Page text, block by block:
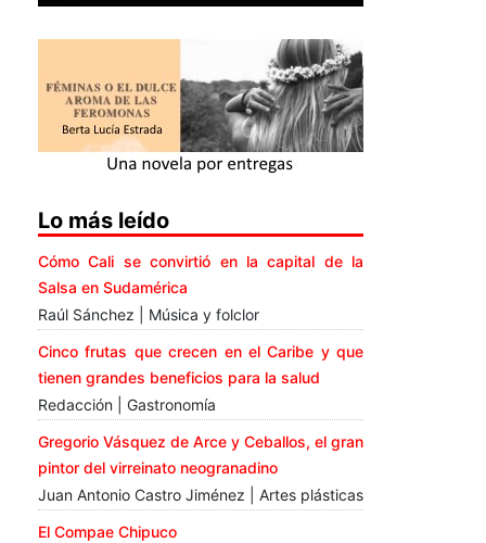
Lo más leído
Cómo Cali se convirtió en la capital de la
Salsa en Sudamérica
Raúl Sánchez | Música y folclor
Cinco frutas que crecen en el Caribe y que
tienen grandes beneficios para la salud
Redacción | Gastronomía
Gregorio Vásquez de Arce y Ceballos, el gran
pintor del virreinato neogranadino
Juan Antonio Castro Jiménez | Artes plásticas
El Compae Chipuco